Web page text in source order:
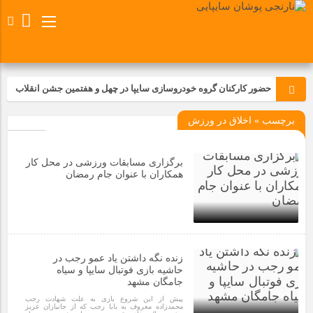
حضور کارکنان گروه خودروسازی سایپا در چهل و هفتمین جشن انقلاب
تجدید بیعت کارکنان شرکت پارس خودرو با آرمان های رهبر کبیر و فقید
مسابقات ورزشی در مگاموتوربا استقبال کارکنان برگزار شد
مراسم عزاداری و ذکرمصیبت سالروز شهادت امام محمدتقی(ع) در
شرکت زامیاد
تجربه‌ای میدانی از صنعت برای دانش‌آموزان فنی‌وحرفه‌ای؛ بازدید
دانش‌آموزان از خطوط تولید مگاموتور
برچسب » اخلاق در ورزش
برگزاری مسابقات ورزشی در محل کار
همکاران با عنوان جام رمضان
زنده نگه داشتن یاد عمو رجب در
حاشیه بازی فوتبال سایپا و سیاه
جامگان مشهد
پیش از این شروع بازی به علت شهادت رجب
محمدزاده معروف به بابا رجب که از جانبازان عزیز